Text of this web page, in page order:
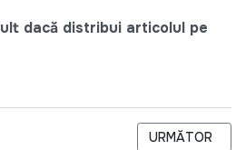
dacă distribui articolul pe
KEYSTONE MOLDOVAARTICOLUL
URMĂTOR